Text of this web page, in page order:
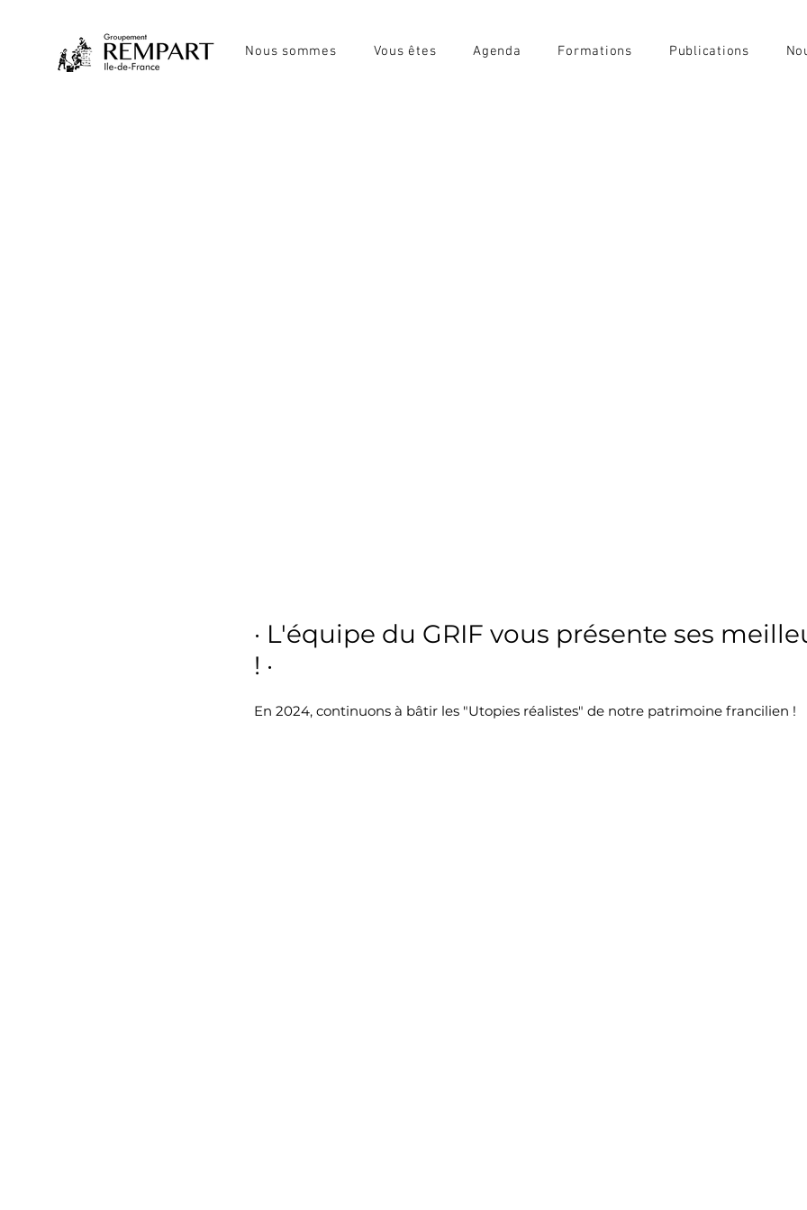
Nous sommes Vous êtes Agenda Formations Publications
· L'équipe du GRIF vous présente ses
! ·
En 2024, continuons à bâtir les "Utopies réalistes" de notre patrimoine francilien !